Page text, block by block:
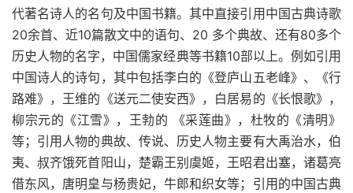
代著名诗人的名句及中国书籍。其中直接引用中国古典诗歌
20余首、近10篇散文中的语句、20 多个典故、还有80多个
历史人物的名字，中国儒家经典等书籍10部以上。例如引用
中国诗人的诗句，其中包括李白的《登庐山五老峰》、《行
路难》，王维的《送元二使安西》，白居易的《长恨歌》，
柳宗元的《江雪》，王勃的 《采莲曲》，杜牧的《清明》
等；引用人物的典故、传说、历史人物主要有大禹治水，伯
夷、叔齐饿死首阳山，楚霸王别虞姬，王昭君出塞，诸葛亮
借东风，唐明皇与杨贵妃，牛郎和织女等；引用的中国古典